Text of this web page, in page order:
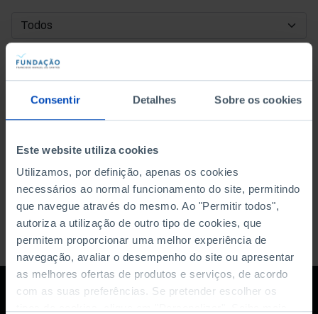
Consentir Detalhes Sobre os cookies
Este website utiliza cookies
Utilizamos, por definição, apenas os cookies
necessários ao normal funcionamento do site, permitindo
que navegue através do mesmo. Ao "Permitir todos",
autoriza a utilização de outro tipo de cookies, que
permitem proporcionar uma melhor experiência de
navegação, avaliar o desempenho do site ou apresentar
as melhores ofertas de produtos e serviços, de acordo
com as suas preferências. Se pretender escolher os
DATA DE INÍCIO
DATA DE FIM